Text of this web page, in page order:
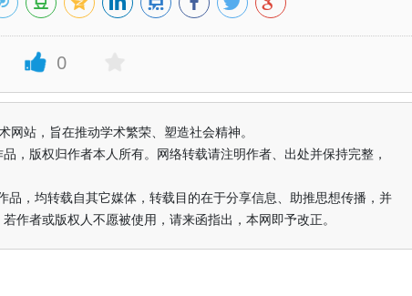
0
站，旨在推动学术繁荣、塑造社会精神。
，版权归作者本人所有。网络转载请注明作者、出处并保持完整，
品，均转载自其它媒体，转载目的在于分享信息、助推思想传播，并
作者或版权人不愿被使用，请来函指出，本网即予改正。